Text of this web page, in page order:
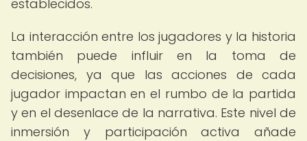
establecidos.
La interacción entre los jugadores y la historia
también puede influir en la toma de
decisiones, ya que las acciones de cada
jugador impactan en el rumbo de la partida
y en el desenlace de la narrativa. Este nivel de
inmersión y participación activa añade